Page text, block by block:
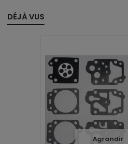
DÉJÀ VUS
Agrandir